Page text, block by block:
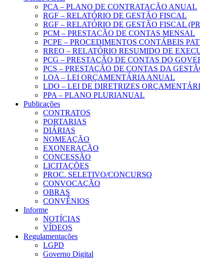
PCA – PLANO DE CONTRATAÇÃO ANUAL
RGF – RELATÓRIO DE GESTÃO FISCAL
RGF – RELATÓRIO DE GESTÃO FISCAL
PCM – PRESTAÇÃO DE CONTAS MENSAL
PCPE – PROCEDIMENTOS CONTÁBEIS
RREO – RELATÓRIO RESUMIDO DE
PCG – PRESTAÇÃO DE CONTAS DO
PCS – PRESTAÇÃO DE CONTAS DA
LOA – LEI ORÇAMENTÁRIA ANUAL
LDO – LEI DE DIRETRIZES
PPA – PLANO PLURIANUAL
Publicações
CONTRATOS
PORTARIAS
DIÁRIAS
NOMEAÇÃO
EXONERAÇÃO
CONCESSÃO
LICITAÇÕES
PROC. SELETIVO/CONCURSO
CONVOCAÇÃO
OBRAS
CONVÊNIOS
Informe
NOTÍCIAS
VÍDEOS
Regulamentações
LGPD
Governo Digital